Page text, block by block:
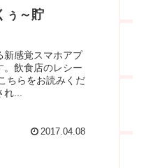
ぅ～貯
新感覚スマホアプ
。飲食店のレシー
ちらをお読みくだ
...
2017.04.08